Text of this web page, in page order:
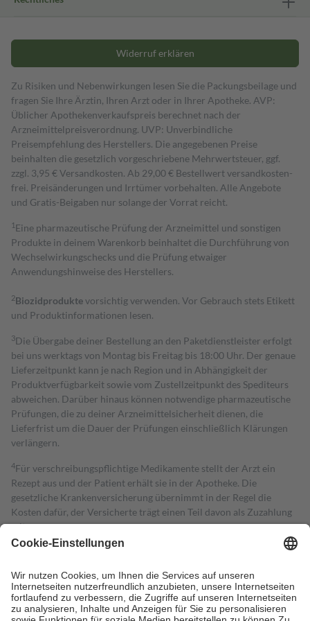
Widerruf erklären
Zu Risiken und Nebenwirkungen lesen Sie die Packungsbeilage und
fragen Sie Ihre Ärztin, Ihren Arzt oder in Ihrer Apotheke. AVP:
Üblicher Apothekenverkaufspreis berechnet nach der
Arzneimittelpreisverordnung. UVP: Unverbindliche
Preisempfehlung des Herstellers. Die angegebenen Preise
beinhalten die gesetzlich vorgeschriebene Mehrwertsteuer, ggf.
zzgl. 3,95 € Versandkosten. Ab 29,00 € Bestell­wert versand­kosten­
frei. Preisänderungen und Irrtümer vorbehalten. Alle Angebote
und Gratis-Beigaben nur solange der Vorrat reicht.
1 Eine pharmazeutische Prüfung der Arzneimittel und sonstigen
Produkte in deinem Warenkorb beinhaltet die Durchführung von
Wechselwirkungschecks und die Prüfung etwaiger
Anwendungshinweise des Herstellers.
2Biozidproduktevorsichtig verwenden. Vor Gebrauch stets Etikett
und Produktinformationen lesen.
3Die Übergabe deiner Bestellung an den Paketdienstleister erfolgt
bei uns werktags von Montag bis Freitag bis 18:00 Uhr. Der genaue
Lieferzeitpunkt kann je nach Region und in Abhängigkeit der
Produktverfügbarkeit sowie vom Zustellzeitpunkt des Spediteurs
abweichen. Darüber hinaus können notwendige pharmazeutische
Prüfungen, die zu deiner Arzneimittelsicherheit dienen, die
Lieferfrist um die Dauer der Prüfungen einschließlich Klärungen
verlängern.
4Für verschreibungspflichtige Medikamente stellt der Arzt ein
Rezept aus und der Patient erhält sie in der Apotheke. Die
gesetzliche Krankenversicherung übernimmt in der Regel die
Kosten dafür, der Versicherte trägt einen Teil davon als Zuzahlung
mit.
Grundsätzlich leisten Mitglieder Zuzahlungen in Höhe von zehn
höchstens zehn Euro.
Es sind jedoch nie mehr als die tatsächlichen
Kosten der Leistung zu entrichten.
Diese Regeln gelten grundsätzlich auch für Online-Apotheken.
Bei Heilmitteln und häuslicher Krankenpflege beträgt die